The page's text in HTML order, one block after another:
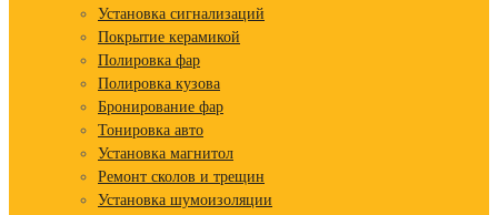
Установка сигнализаций
Покрытие керамикой
Полировка фар
Полировка кузова
Бронирование фар
Тонировка авто
Установка магнитол
Ремонт сколов и трещин
Установка шумоизоляции